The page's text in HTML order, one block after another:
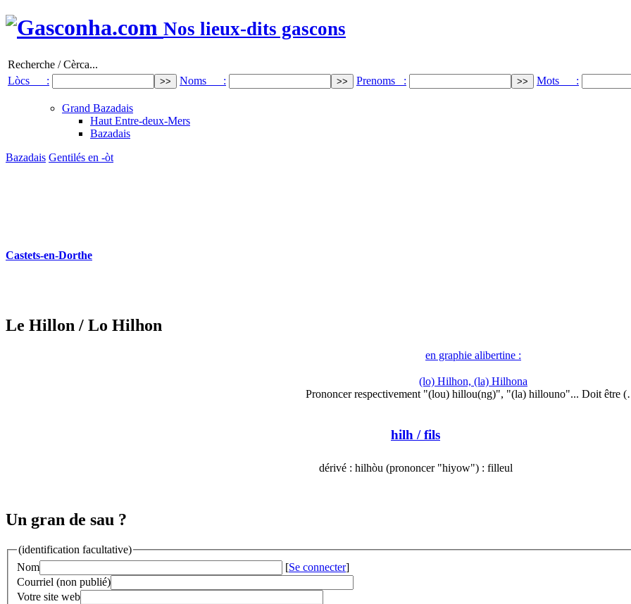
Nos lieux-dits gascons
Recherche / Cèrca...
Lòcs :
Noms : Prenoms : Mots :
Grand Bazadais
Haut Entre-deux-Mers
Bazadais
Bazadais Gentilés en -òt
Castets-en-Dorthe
Le Hillon / Lo Hilhon
en graphie alibertine :
(lo) Hilhon, (la) Hilhona
Prononcer respectivement "(lou) hillou(ng)", "(la) hillouno"... Doit être
hilh / fils
dérivé : hilhòu (prononcer "hiyow") : filleul
Un gran de sau ?
(identification facultative)
Nom
[Se connecter]
Courriel (non publié)
Votre site web